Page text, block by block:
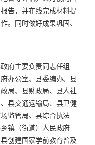
告，并在线完成材料提
。同时做好成果巩固、
府主要负责同志任组
办公室、县委编办、县
局、县财政局、县人社
县交通运输局、县卫健
监管局、县综合执法
镇（街道）人民政府
创建国家学前教育普及